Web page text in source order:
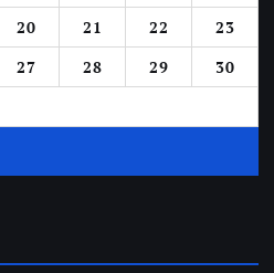
20 21 22
23
27 28 29
30